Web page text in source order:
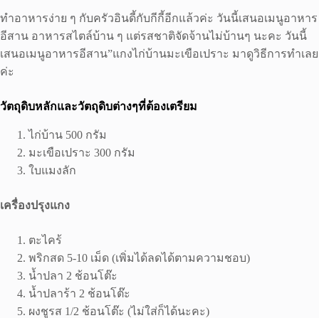
ทำอาหารง่าย ๆ กับครัวอินดี้กับกีกี้อีกแล้วค่ะ วันนี้เสนอเมนูอาหาร
อีสาน อาหารสไตล์บ้าน ๆ แต่รสชาติจัดจ้านไม่บ้านๆ นะคะ วันนี้
เสนอเมนูอาหารอีสาน”แกงไก่บ้านมะเขือเปราะ มาดูวิธีการทำเลย
ค่ะ
วัตถุดิบหลักและวัตถุดิบต่างๆที่ต้องเตรียม
ไก่บ้าน 500 กรัม
มะเขือเปราะ 300 กรัม
ใบแมงลัก
เครื่องปรุงแกง
ตะไคร้
พริกสด 5-10 เม็ด (เพิ่มได้ลดได้ตามความชอบ)
น้ำปลา 2 ช้อนโต๊ะ
น้ำปลาร้า 2 ช้อนโต๊ะ
ผงชูรส 1/2 ช้อนโต๊ะ (ไม่ใส่ก็ได้นะคะ)